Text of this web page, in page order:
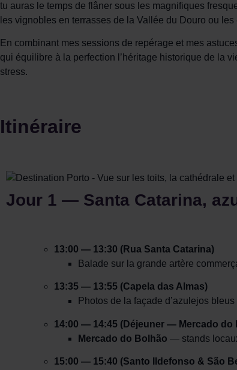
tu auras le temps de flâner sous les magnifiques
les vignobles en terrasses de la Vallée du Douro ou
En combinant mes sessions de repérage et mes
qui équilibre à la perfection l’héritage historique de la
stress.
Itinéraire
Jour 1 — Santa Catarina,
13:00 — 13:30 (Rua Santa Catarina)
Balade sur la grande artère
13:35 — 13:55 (Capela das Almas)
Photos de la façade d’azulejos
14:00 — 14:45 (Déjeuner — Mercado do
Mercado do Bolhão — stands
15:00 — 15:40 (Santo Ildefonso & São